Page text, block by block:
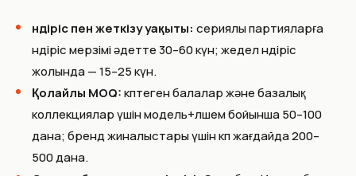
Өндіріс пен жеткізу уақыты: сериялы партияларға
өндіріс мерзімі әдетте 30–60 күн; жедел өндіріс
жолында — 15–25 күн.
Қолайлы MOQ:көптеген балалар және базалық
коллекциялар үшін модель+өлшем бойынша 50–100
дана; бренд жиналыстары үшін көп жағдайда 200–
500 дана.